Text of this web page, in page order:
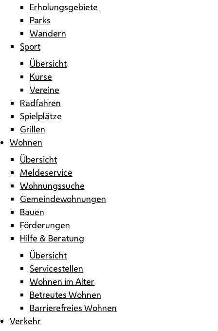
Erholungsgebiete
Parks
Wandern
Sport
Übersicht
Kurse
Vereine
Radfahren
Spielplätze
Grillen
Wohnen
Übersicht
Meldeservice
Wohnungssuche
Gemeindewohnungen
Bauen
Förderungen
Hilfe & Beratung
Übersicht
Servicestellen
Wohnen im Alter
Betreutes Wohnen
Barrierefreies Wohnen
Verkehr